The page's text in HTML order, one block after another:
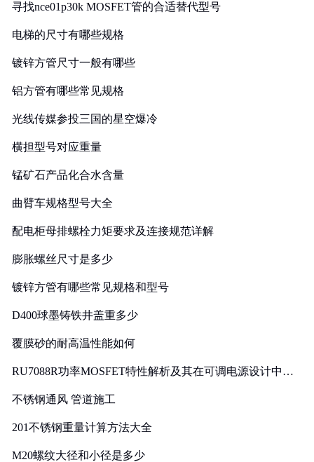
寻找nce01p30k MOSFET管的合适替代型号
电梯的尺寸有哪些规格
镀锌方管尺寸一般有哪些
铝方管有哪些常见规格
光线传媒参投三国的星空爆冷
横担型号对应重量
锰矿石产品化合水含量
曲臂车规格型号大全
配电柜母排螺栓力矩要求及连接规范详解
膨胀螺丝尺寸是多少
镀锌方管有哪些常见规格和型号
D400球墨铸铁井盖重多少
覆膜砂的耐高温性能如何
RU7088R功率MOSFET特性解析及其在可调电源设计中的
不锈钢通风 管道施工
201不锈钢重量计算方法大全
M20螺纹大径和小径是多少